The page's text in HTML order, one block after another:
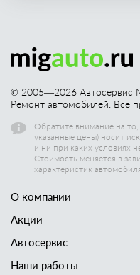
© 2005—2026 Автосервис
Ремонт автомобилей. Все
Обратите внимание на
указанные цены) носит
и ни при каких условиях
Стоимость меняется в
характеристик
О компании
Акции
Автосервис
Наши работы